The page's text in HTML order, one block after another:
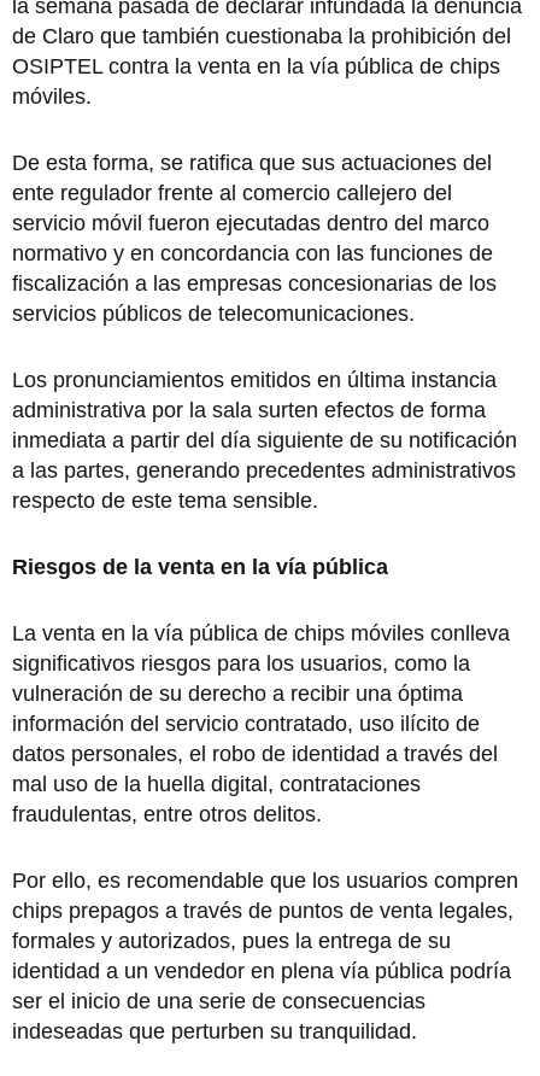
la semana pasada de declarar infundada la denuncia
de Claro que también cuestionaba la prohibición del
OSIPTEL contra la venta en la vía pública de chips
móviles.
De esta forma, se ratifica que sus actuaciones del
ente regulador frente al comercio callejero del
servicio móvil fueron ejecutadas dentro del marco
normativo y en concordancia con las funciones de
fiscalización a las empresas concesionarias de los
servicios públicos de telecomunicaciones.
Los pronunciamientos emitidos en última instancia
administrativa por la sala surten efectos de forma
inmediata a partir del día siguiente de su notificación
a las partes, generando precedentes administrativos
respecto de este tema sensible.
Riesgos de la venta en la vía pública
La venta en la vía pública de chips móviles conlleva
significativos riesgos para los usuarios, como la
vulneración de su derecho a recibir una óptima
información del servicio contratado, uso ilícito de
datos personales, el robo de identidad a través del
mal uso de la huella digital, contrataciones
fraudulentas, entre otros delitos.
Por ello, es recomendable que los usuarios compren
chips prepagos a través de puntos de venta legales,
formales y autorizados, pues la entrega de su
identidad a un vendedor en plena vía pública podría
ser el inicio de una serie de consecuencias
indeseadas que perturben su tranquilidad.